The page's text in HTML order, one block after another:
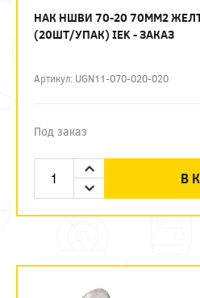
НАК НШВИ 70-20 70ММ2
(20ШТ/УПАК) IEK - ЗАКАЗ
Артикул: UGN11-070-020-020
Под заказ
В